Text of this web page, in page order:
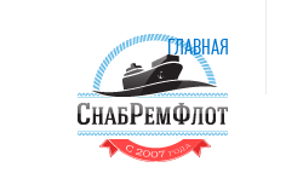
ГЛАВНАЯ